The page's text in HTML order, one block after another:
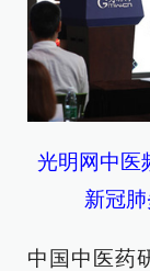
光明网中医
新冠
中国中医药